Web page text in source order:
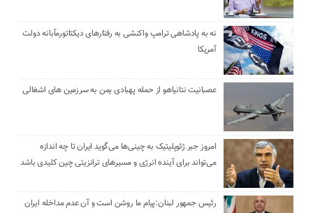
نه به پادشاهی ترامپ واکنشی به رفتارهای دیکتاتورمآبانه دولت
آمریکا
عصبانیت نتانیاهو از حمله پهبادی یمن به سرزمین های اشغالی
امروز جبر ژئوپلیتیک به چینی‌ها می‌گوید ایران تا چه اندازه
می‌تواند برای آینده انرژی و مسیرهای ترانزیتی چین کلیدی باشد
رئیس جمهور لبنان:پیام ما روشن است و آن عدم مداخله ایران